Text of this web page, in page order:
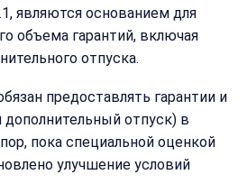
являются основанием для
объема гарантий, включая
отпуска.
предоставлять гарантии и
отпуск) в
пока специальной оценкой
улучшение условий